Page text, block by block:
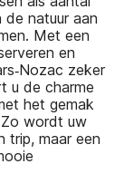
natuur aan
Met een
en
zeker
u de charme
het gemak
wordt uw
trip, maar een